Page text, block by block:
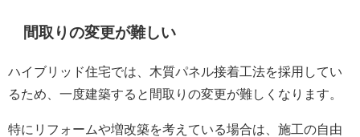
間取りの変更が難しい
ハイブリッド住宅では、木質パネル接着工法を採用してい
るため、一度建築すると間取りの変更が難しくなります。
特にリフォームや増改築を考えている場合は、施工の自由